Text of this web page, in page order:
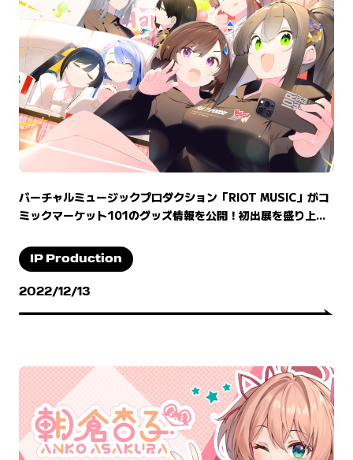
バーチャルミュージックプロダクション「RIOT MUSIC」がコ
ミックマーケット101のグッズ情報を公開！初出展を盛り上...
IP Production
2022/12/13